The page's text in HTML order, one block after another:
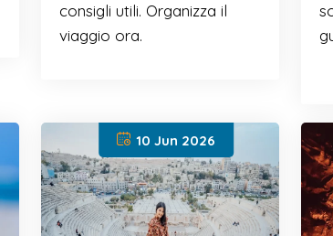
consigli utili. Organizza il
viaggio ora.
10 Jun 2026